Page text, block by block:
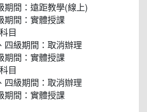
期間：遠距教學(線上)
期間：實體授課
目
四級期間：取消辦理
期間：實體授課
目
四級期間：取消辦理
期間：實體授課